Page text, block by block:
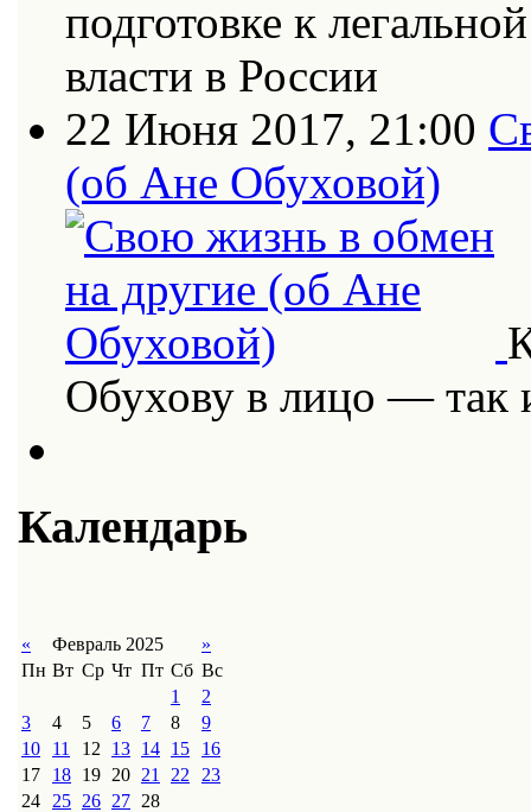
подготовке к
власти в России
22 Июня 2017, 21:00
(об Ане Обуховой)
Обухову в лицо —
Календарь
« Февраль 2025
»
Пн Вт Ср Чт Пт Сб Вс
1
2
3
4 5 6 7 8
9
10
11 12 13 14 15
16
17
18 19 20 21 22
23
24
25 26 27 28